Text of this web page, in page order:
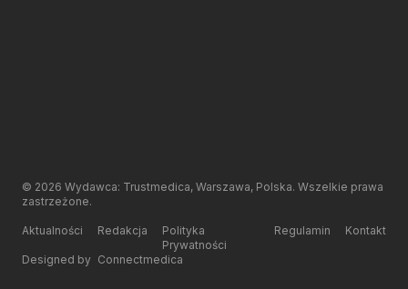
© 2026 Wydawca: Trustmedica, Warszawa, Polska. Wszelkie prawa
zastrzeżone.
Aktualności Redakcja
Polityka
Prywatności
Regulamin Kontakt
Designed by Connectmedica